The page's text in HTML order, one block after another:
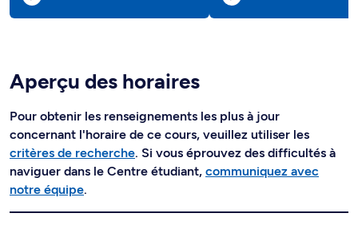
Aperçu des horaires
Pour obtenir les renseignements les plus à jour
concernant l'horaire de ce cours, veuillez utiliser les
critères de recherche. Si vous éprouvez des difficultés à
naviguer dans le Centre étudiant, communiquez avec
notre équipe.